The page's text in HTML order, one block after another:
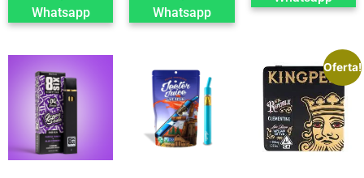
Whatsapp
Whatsapp
Oferta!